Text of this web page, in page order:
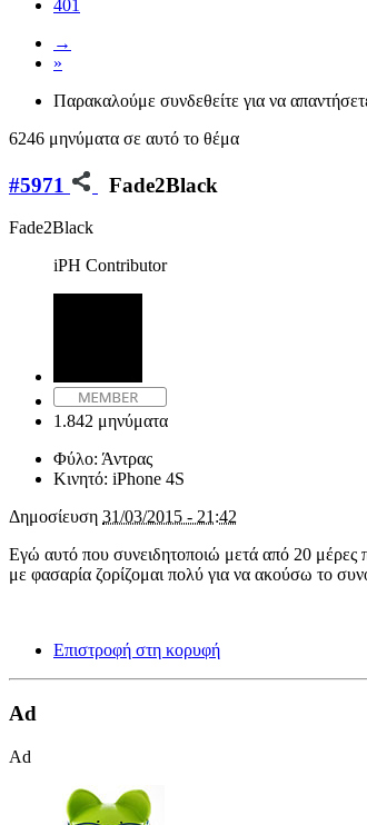
401
→
»
Παρακαλούμε συνδεθείτε για να
6246 μηνύματα σε αυτό το θέμα
#5971 Fade2Black
Fade2Black
iPH Contributor
1.842 μηνύματα
Φύλο: Άντρας
Κινητό: iPhone 4S
Δημοσίευση 31/03/2015 - 21:42
Εγώ αυτό που συνειδητοποιώ μετά από 20 μέρες
με φασαρία ζορίζομαι πολύ για να ακούσω το
Επιστροφή στη κορυφή
Ad
Ad